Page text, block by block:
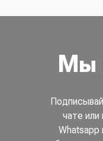
Мы
чате
Whatsapp